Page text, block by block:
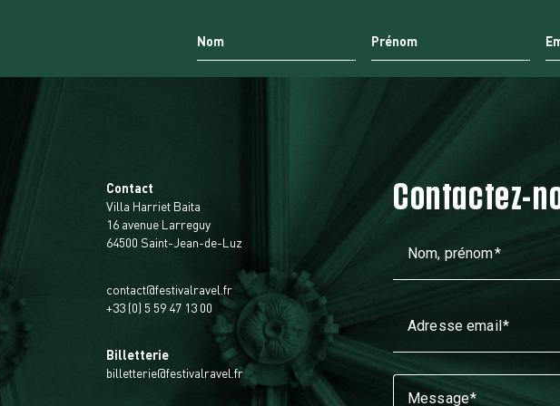
Contact
Villa Harriet Baita
16 avenue Larreguy
64500 Saint-Jean-de-Luz
contact@festivalravel.fr
+33 (0) 5 59 47 13 00
Billetterie
billetterie@festivalravel.fr
Contactez-
Nom, prénom
Adresse email
Message